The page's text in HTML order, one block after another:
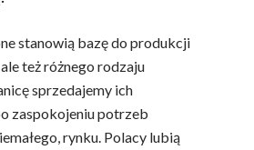
stanowią bazę do produkcji
też różnego rodzaju
sprzedajemy ich
zaspokojeniu potrzeb
rynku. Polacy lubią